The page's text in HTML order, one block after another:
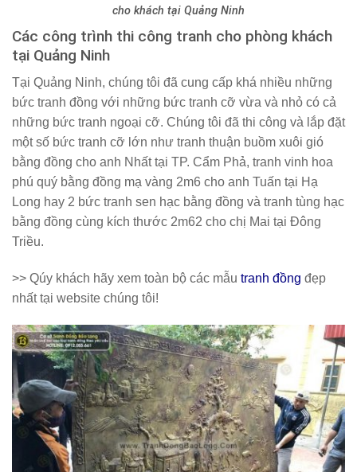
cho khách tại Quảng Ninh
Các công trình thi công tranh cho phòng khách
tại Quảng Ninh
Tại Quảng Ninh, chúng tôi đã cung cấp khá nhiều những
bức tranh đồng với những bức tranh cỡ vừa và nhỏ có cả
những bức tranh ngoại cỡ. Chúng tôi đã thi công và lắp đặt
một số bức tranh cỡ lớn như tranh thuận buồm xuôi gió
bằng đồng cho anh Nhất tại TP. Cẩm Phả, tranh vinh hoa
phú quý bằng đồng mạ vàng 2m6 cho anh Tuấn tại Hạ
Long hay 2 bức tranh sen hạc bằng đồng và tranh tùng hạc
bằng đồng cùng kích thước 2m62 cho chị Mai tại Đông
Triều.
>> Qúy khách hãy xem toàn bộ các mẫu tranh đồng đẹp
nhất tại website chúng tôi!